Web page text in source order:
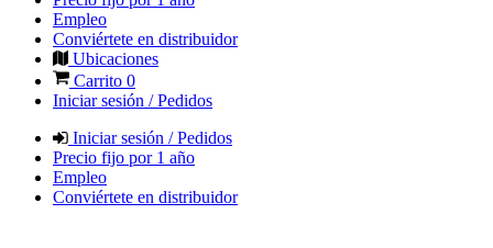
Empleo
Conviértete en distribuidor
Ubicaciones
Carrito 0
Iniciar sesión / Pedidos
Iniciar sesión / Pedidos
Precio fijo por 1 año
Empleo
Conviértete en distribuidor